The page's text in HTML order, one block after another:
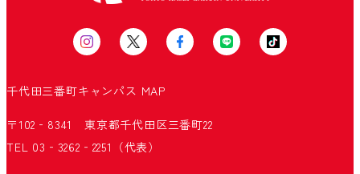
千代田三番町キャンパス MAP
〒102‐8341 東京都千代田区三番町22
TEL 03‐3262‐2251（代表）